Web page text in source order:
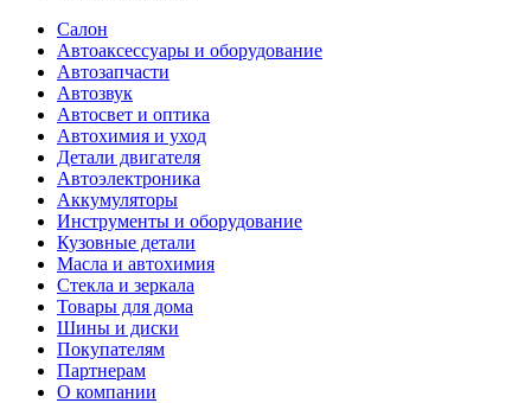
Салон
Автоаксессуары и оборудование
Автозапчасти
Автозвук
Автосвет и оптика
Автохимия и уход
Детали двигателя
Автоэлектроника
Аккумуляторы
Инструменты и оборудование
Кузовные детали
Масла и автохимия
Стекла и зеркала
Товары для дома
Шины и диски
Покупателям
Партнерам
О компании